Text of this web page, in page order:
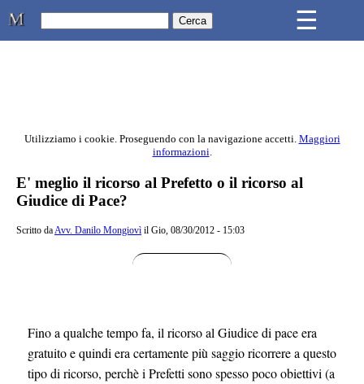
Studio Legale Mongiovì ☰
Contenuto principale della pagina
Utilizziamo i cookie. Proseguendo con la navigazione accetti. Maggiori
informazioni.
E' meglio il ricorso al Prefetto o il ricorso al
Giudice di Pace?
Scritto daAvv. Danilo Mongiovì il Gio, 08/30/2012 - 15:03
Fino a qualche tempo fa, il ricorso al Giudice di pace era
gratuito e quindi era certamente più saggio ricorrere a questo
tipo di ricorso, perchè i Prefetti sono spesso poco obiettivi (a